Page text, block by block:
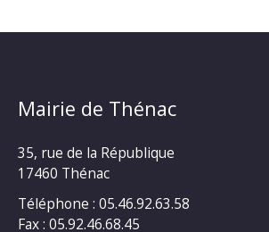
Mairie de Thénac
35, rue de la République
17460 Thénac
Téléphone : 05.46.92.63.58
Fax : 05.92.46.68.45